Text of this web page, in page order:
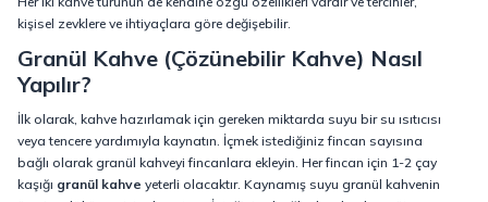
kişisel zevklere ve ihtiyaçlara göre değişebilir.
Granül Kahve (Çözünebilir Kahve) Nasıl
Yapılır?
İlk olarak, kahve hazırlamak için gereken miktarda suyu bir su ısıtıcısı
veya tencere yardımıyla kaynatın. İçmek istediğiniz fincan sayısına
bağlı olarak granül kahveyi fincanlara ekleyin. Her fincan için 1-2 çay
kaşığı granül kahve yeterli olacaktır. Kaynamış suyu granül kahvenin